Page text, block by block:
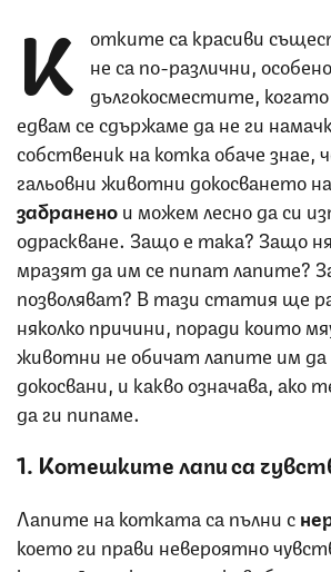
К отките са красиви
не са по-различни,
дългокосместите, когато
едвам се сдържаме да не ги
собственик на котка обаче знае,
гальовни животни докосването
забраненои можем лесно да си
одраскване. Защо е така? Защо
мразят да им се пипат лапите?
позволяват? В тази статия ще
няколко причини, поради които
животни не обичат лапите им
докосвани, и какво означава, ако
да ги пипаме.
1. Котешките лапи са
Лапите на котката са пълни с
което ги прави невероятно